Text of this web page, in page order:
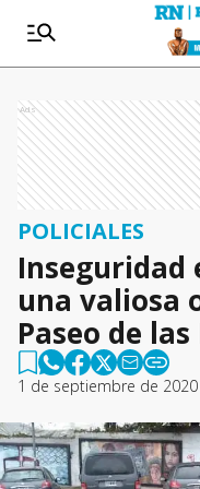
Ads
POLICIALES
Inseguridad
una valiosa
Paseo de
1 de septiembre de